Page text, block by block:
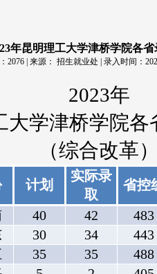
年昆明理工大学津桥学院各
2076 | 来源： 招生就业处 | 录入时间：
2023年
大学津桥学院各
（综合改革）
计划
实际录
取
省控
40 42 483
30 34 443
35 35 488